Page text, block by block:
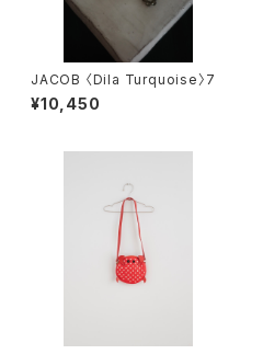
JACOB 〈Dila Turquoise〉7
¥10,450